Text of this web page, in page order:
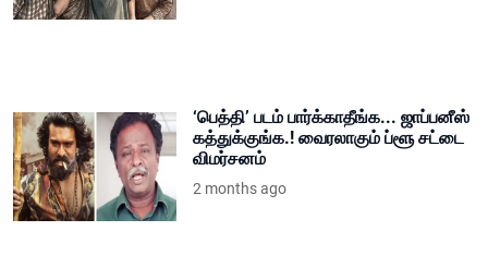
‘பெத்தி’ படம் பார்க்காதீங்க... ஜாப்பனீஸ்
கத்துக்குங்க.! வைரலாகும் ப்ளூ சட்டை
விமர்சனம்
2 months ago